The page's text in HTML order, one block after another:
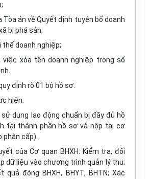
Tòa án về Quyết định tuyên bố doanh
bị phá sản;
thể doanh nghiệp;
việc xóa tên doanh nghiệp trong sổ
định rõ 01 bộ hồ sơ.
hiện:
dụng lao động chuẩn bị đầy đủ hồ
tại thành phần hồ sơ và nộp tại cơ
phân cấp).
của Cơ quan BHXH: Kiểm tra, đối
dữ liệu vào chương trình quản lý thu;
quả đóng BHXH, BHYT, BHTN; Xác